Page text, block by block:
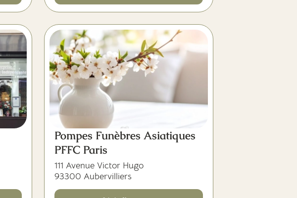
Pompes Funèbres Asiatiques
PFFC Paris
111 Avenue Victor Hugo
93300 Aubervilliers